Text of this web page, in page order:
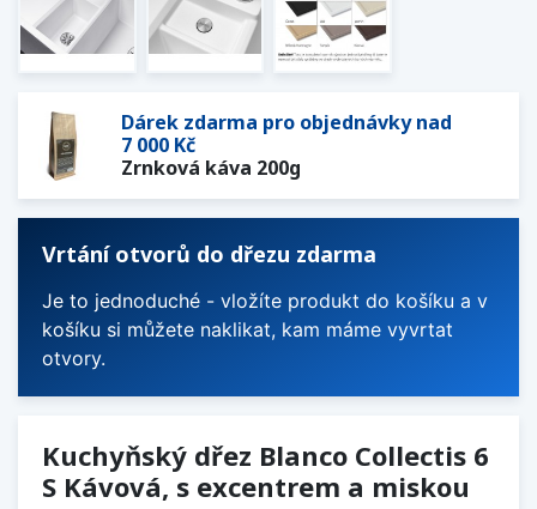
Dárek zdarma pro objednávky nad
7 000 Kč
Zrnková káva 200g
Vrtání otvorů do dřezu zdarma
Je to jednoduché - vložíte produkt do košíku a v
košíku si můžete naklikat, kam máme vyvrtat
otvory.
Kuchyňský dřez Blanco Collectis 6
S Kávová, s excentrem a miskou